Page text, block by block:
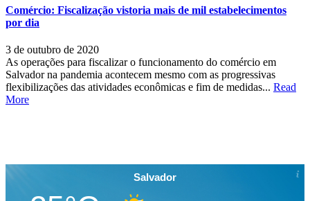
Comércio: Fiscalização vistoria mais de mil estabelecimentos
por dia
3 de outubro de 2020
As operações para fiscalizar o funcionamento do comércio em
Salvador na pandemia acontecem mesmo com as progressivas
flexibilizações das atividades econômicas e fim de medidas... Read
More
Salvador